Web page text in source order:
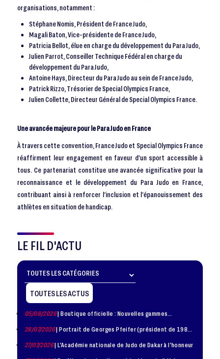
organisations, notamment :
Stéphane Nomis, Président de France Judo,
Magali Baton, Vice-présidente de France Judo,
Patricia Bellot, élue en charge du développement du Para Judo,
Julien Parrot, Conseiller Technique Fédéral en charge du
développement du Para Judo,
Antoine Hays, Directeur du Para Judo au sein de France Judo,
Patrick Rizzo, Trésorier de Special Olympics France,
Julien Collette, Directeur Général de Special Olympics France.
Une avancée majeure pour le Para Judo en France
À travers cette convention, France Judo et Special Olympics France
réaffirment leur engagement en faveur d’un sport accessible à
tous. Ce partenariat constitue une avancée significative pour la
reconnaissance et le développement du Para Judo en France,
contribuant ainsi à renforcer l’inclusion et l’épanouissement des
athlètes en situation de handicap.
LE FIL D'ACTU
TOUTES LES ACTUS
05/08/2026| Boutique officielle : Nouvelles gammes
28/07/2026| Portrait de Georges Pfeifer (président de 1981
27/07/2026| L'Académie nationale de Judo de Dakar à l'honneur